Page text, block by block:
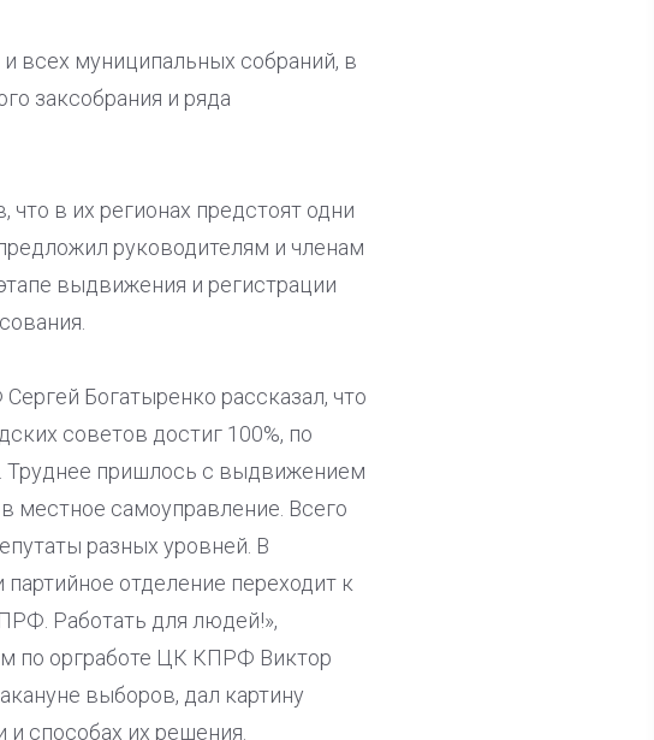
всех муниципальных собраний, в
заксобрания и ряда
в их регионах предстоят одни
руководителям и членам
выдвижения и регистрации
Богатыренко рассказал, что
советов достиг 100%, по
Труднее пришлось с выдвижением
местное самоуправление. Всего
разных уровней. В
отделение переходит к
Работать для людей!»,
по оргработе ЦК КПРФ Виктор
выборов, дал картину
способах их решения.